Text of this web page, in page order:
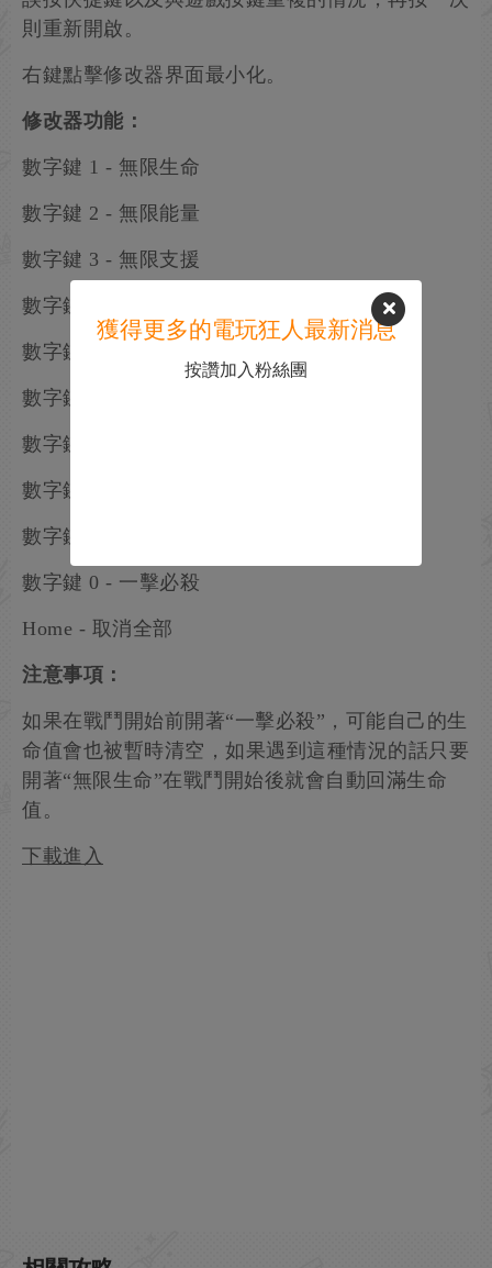
則重新開啟。
右鍵點擊修改器界面最小化。
修改器功能：
數字鍵 1 - 無限生命
數字鍵 2 - 無限能量
數字鍵 3 - 無限支援
數字鍵 4 - 無限AP
數字鍵 5 - 最大連擊
數字鍵 6 - 鎖定時間
數字鍵 7 - 清空對手能量
數字鍵 8 - 清空對手支援
數字鍵 9 - 清空對手AP
數字鍵 0 - 一擊必殺
Home - 取消全部
注意事項：
如果在戰鬥開始前開著“一擊必殺”，可能自己的生
命值會也被暫時清空，如果遇到這種情況的話只要
開著“無限生命”在戰鬥開始後就會自動回滿生命
值。
下載進入
獲得更多的電玩狂人最新消息
按讚加入粉絲團